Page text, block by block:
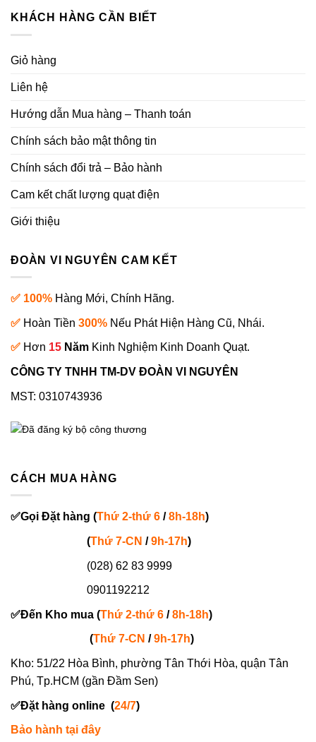
KHÁCH HÀNG CẦN BIẾT
Giỏ hàng
Liên hệ
Hướng dẫn Mua hàng – Thanh toán
Chính sách bảo mật thông tin
Chính sách đổi trả – Bảo hành
Cam kết chất lượng quạt điện
Giới thiệu
ĐOÀN VI NGUYÊN CAM KẾT
✅ 100% Hàng Mới, Chính Hãng.
✅ Hoàn Tiền 300% Nếu Phát Hiện Hàng Cũ, Nhái.
✅ Hơn 15 Năm Kinh Nghiệm Kinh Doanh Quạt.
CÔNG TY TNHH TM-DV ĐOÀN VI NGUYÊN
MST: 0310743936
CÁCH MUA HÀNG
✅Gọi Đặt hàng (Thứ 2-thứ 6 /8h-18h)
(Thứ 7-CN /9h-17h)
(028) 62 83 9999
0901192212
✅Đến Kho mua (Thứ 2-thứ 6 /8h-18h)
(Thứ 7-CN /9h-17h)
Kho: 51/22 Hòa Bình, phường Tân Thới Hòa, quận Tân
Phú, Tp.HCM (gần Đầm Sen)
✅Đặt hàng online (24/7)
Bảo hành tại đây